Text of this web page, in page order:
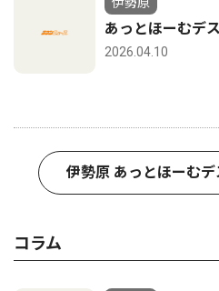
伊勢原
あっとほーむデ
2026.04.10
伊勢原 あっとほーむ
コラム